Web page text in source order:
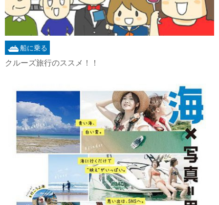
船に乗る
クルーズ旅行のススメ！！